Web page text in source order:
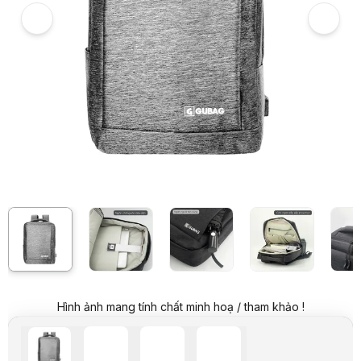
Balo Laptop công sở nam nữ GUBAG GB-BL32 Màu ghi
Giá niêm yết:499.000 VND
Giá mua online:
Giá mua trả góp (6 tháng):
Trả góp qua thẻ VISA (12 tháng):
Hình ảnh mang tính chất minh hoạ / tham khảo !